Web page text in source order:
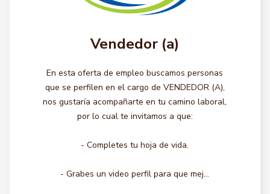
Vendedor (a)
En esta oferta de empleo buscamos personas
que se perfilen en el cargo de VENDEDOR (A),
nos gustaría acompañarte en tu camino laboral,
por lo cual te invitamos a que:
- Completes tu hoja de vida.
- Grabes un video perfil para que mej...